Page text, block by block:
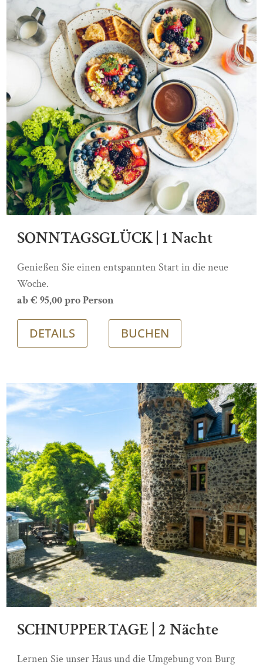
SONNTAGSGLÜCK | 1 Nacht
Genießen Sie einen entspannten Start in die neue
Woche.
ab € 95,00 pro Person
DETAILS BUCHEN
SCHNUPPERTAGE | 2 Nächte
Lernen Sie unser Haus und die Umgebung von Burg